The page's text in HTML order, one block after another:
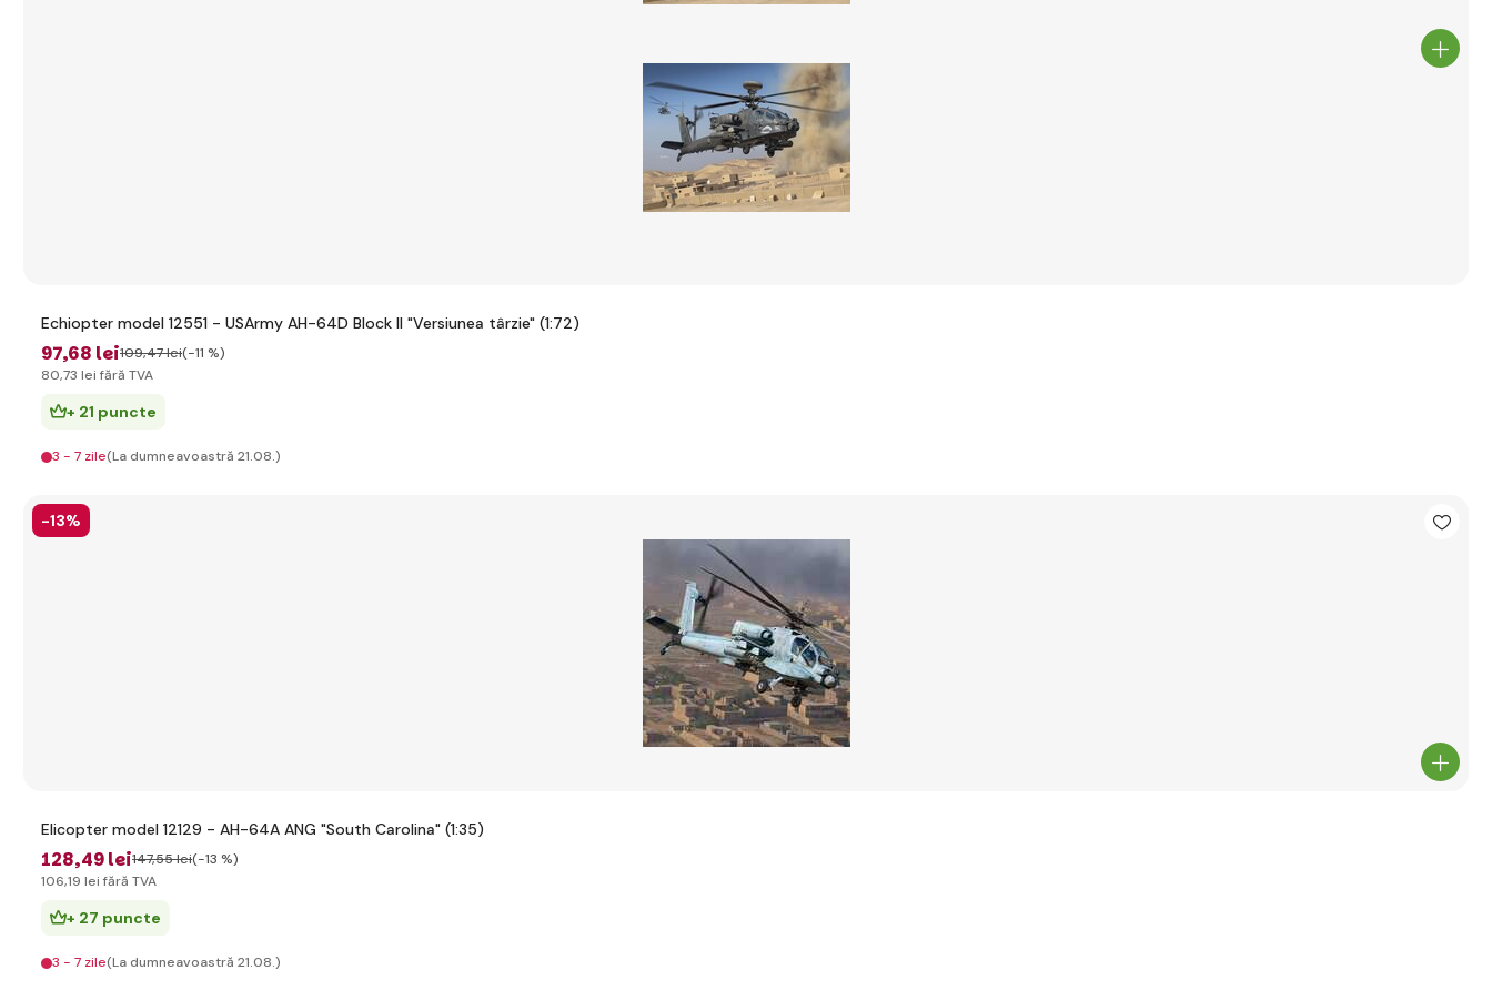
Echiopter model 12551 - USArmy AH-64D Block II "Versiunea târzie" (1:72)
97,68 lei109,47 lei(-11 %)
80,73 lei fără TVA
+ 21 puncte
3 - 7 zile(La dumneavoastră 21.08.)
-13%
Elicopter model 12129 - AH-64A ANG "South Carolina" (1:35)
128,49 lei147,55 lei(-13 %)
106,19 lei fără TVA
+ 27 puncte
3 - 7 zile(La dumneavoastră 21.08.)